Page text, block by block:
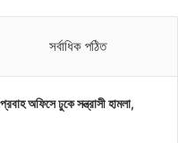
সর্বাধিক পঠিত
অফিসে ঢুকে সন্ত্রাসী হামলা,